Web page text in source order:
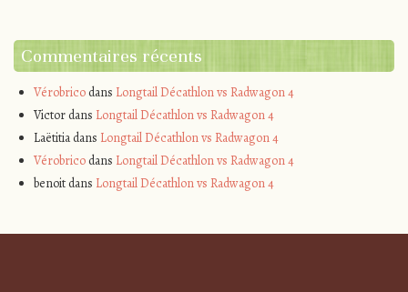
Commentaires récents
Vérobricodans Longtail Décathlon vs Radwagon 4
Victordans Longtail Décathlon vs Radwagon 4
Laëtitiadans Longtail Décathlon vs Radwagon 4
Vérobricodans Longtail Décathlon vs Radwagon 4
benoitdans Longtail Décathlon vs Radwagon 4